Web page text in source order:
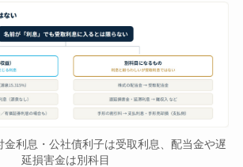
金利息・公社債利子は受取利息、配当金や遅
延損害金は別科目